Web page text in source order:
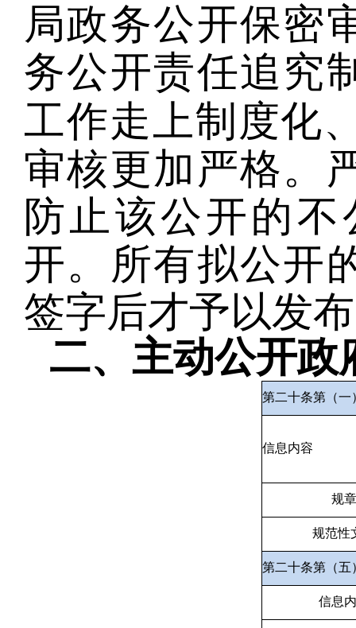
局政务公开保密
务公开责任追究
工作走上制度化
审核更加严格。
防止该公开的
开。所有拟公开
签字后才予以发
二、主动公开政
第二十条第（一
信息内容
规章
规范性
第二十条第（五
信息